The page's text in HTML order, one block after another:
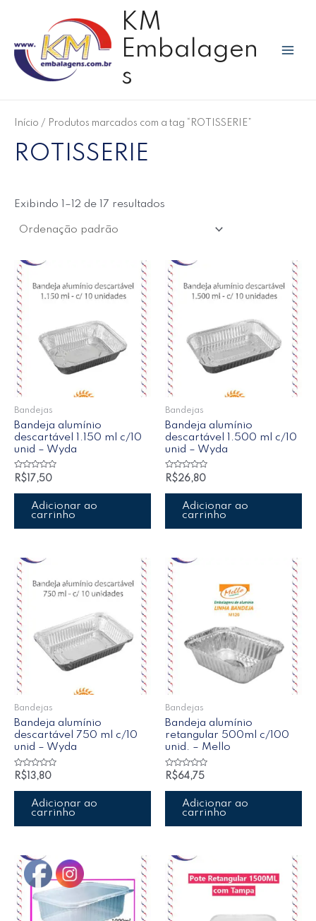
conteúdo
KM
Embalagen
s
Início / Produtos marcados com a tag “ROTISSERIE”
ROTISSERIE
Exibindo 1–12 de 17 resultados
Bandejas
Bandeja alumínio
descartável 1.150 ml c/10
unid – Wyda
Avaliação
0
de
R$ 17,50
Adicionar ao
carrinho
Bandejas
Bandeja alumínio
descartável 1.500 ml c/10
unid – Wyda
Avaliação
0
de
R$26,80
Adicionar ao
carrinho
Bandejas
Bandeja alumínio
descartável 750 ml c/10
unid – Wyda
Avaliação
0
de
R$ 13,80
Adicionar ao
carrinho
Bandejas
Bandeja alumínio
retangular 500ml c/100
unid. – Mello
Avaliação
0
de
R$64,75
Adicionar ao
carrinho
s
q
a
r
o